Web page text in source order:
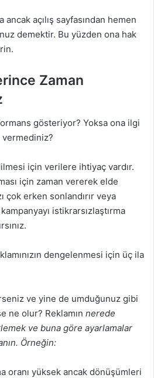
ancak açılış sayfasından hemen
demektir. Bu yüzden ona hak
Zaman
gösteriyor? Yoksa ona ilgi
vermediniz?
için verilere ihtiyaç vardır.
için zaman vererek elde
çok erken sonlandırır veya
istikrarsızlaştırma
dengelenmesi için üç ila
ve yine de umduğunuz gibi
ne olur? Reklamın nerede
ve buna göre ayarlamalar
Örneğin:
oranı yüksek ancak dönüşümleri